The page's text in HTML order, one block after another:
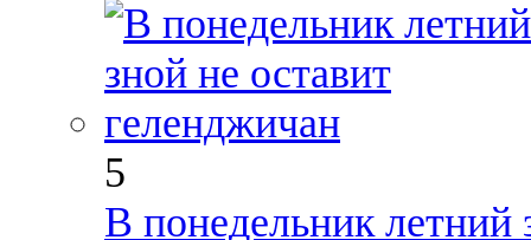
5
В понедельник летний